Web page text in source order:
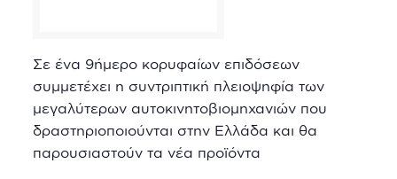
Σε ένα 9ήμερο κορυφαίων επιδόσεων
συμμετέχει η συντριπτική πλειοψηφία των
μεγαλύτερων αυτοκινητοβιομηχανιών που
δραστηριοποιούνται στην Ελλάδα και θα
παρουσιαστούν τα νέα προϊόντα